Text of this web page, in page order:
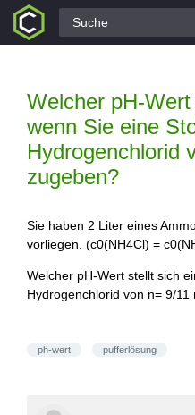
Alle Fragen
Welcher pH-
wenn Sie eine
Hydrogenchlorid
zugeben?
Sie haben 2 Liter eines
vorliegen. (c0(NH4Cl) =
Welcher pH-Wert stellt sich
Hydrogenchlorid von n= 9/11
ph-wert pufferlösung